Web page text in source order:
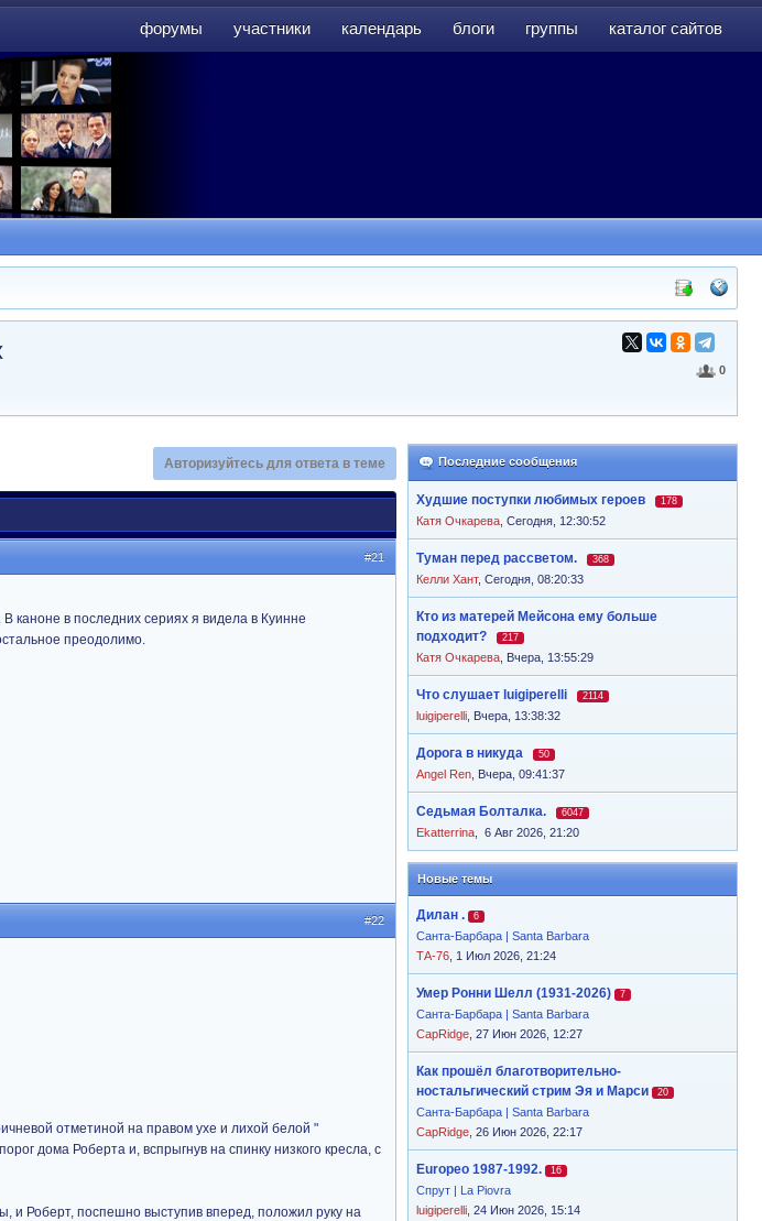
форумы участники календарь блоги группы каталог сайтов
0
Последние сообщения
Худшие поступки любимых героев 178
Катя Очкарева Сегодня, 12:30:52
Туман перед рассветом. 368
Келли Хант, Сегодня, 08:20:33
Кто из матерей Мейсона ему больше
подходит?
217
Катя Очкарева Вчера, 13:55:29
Что слушает luigiperelli 2114
luigiperelli Вчера, 13:38:32
Дорога в никуда 50
Angel Ren Вчера, 09:41:37
Седьмая Болталка. 6047
Ekatterrina 6 Авг 2026, 21:20
Новые темы
Дилан . 6
Санта-Барбара | Santa Barbara
ТА-76 , 1 Июл 2026, 21:24
Умер Ронни Шелл (1931-2026) 7
Санта-Барбара | Santa Barbara
CapRidge , 27 Июн 2026, 12:27
Как прошёл благотворительно-
ностальгический стрим Эя и Марси
20
Санта-Барбара | Santa Barbara
CapRidge , 26 Июн 2026, 22:17
Europeo 1987-1992. 16
Спрут | La Piovra
luigiperelli , 24 Июн 2026, 15:14
Авторизуйтесь для ответа в теме
#21
каноне в последних сериях я видела в Куинне
преодолимо.
#22
отметиной на правом ухе и лихой белой "
дома Роберта и, вспрыгнув на спинку низкого кресла, с
и Роберт, поспешно выступив вперед, положил руку на